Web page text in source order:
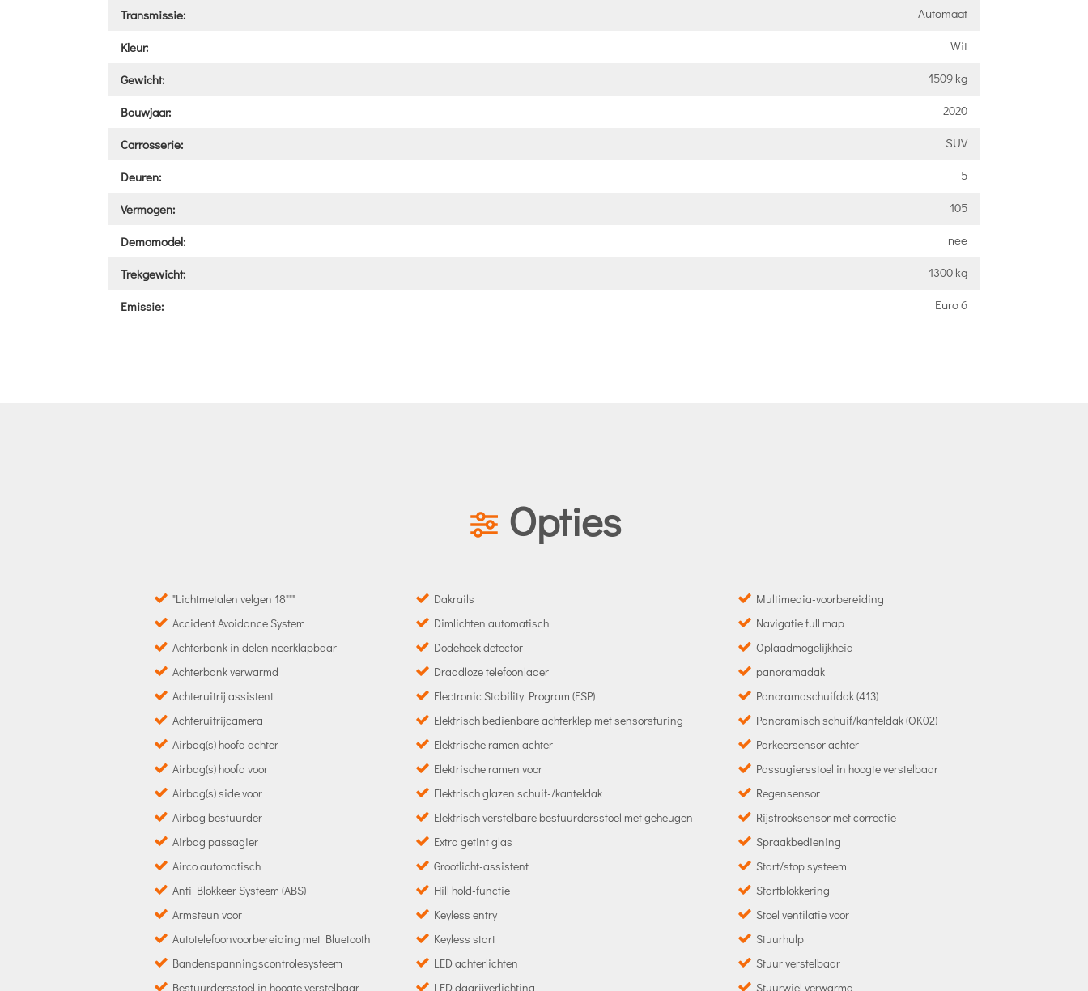
Transmissie: Automaat
Kleur: Wit
Gewicht: 1509 kg
Bouwjaar: 2020
Carrosserie: SUV
Deuren: 5
Vermogen: 105
Demomodel: nee
Trekgewicht: 1300 kg
Emissie: Euro 6
Opties
"Lichtmetalen velgen 18"""
Accident Avoidance System
Achterbank in delen neerklapbaar
Achterbank verwarmd
Achteruitrij assistent
Achteruitrijcamera
Airbag(s) hoofd achter
Airbag(s) hoofd voor
Airbag(s) side voor
Airbag bestuurder
Airbag passagier
Airco automatisch
Anti Blokkeer Systeem (ABS)
Armsteun voor
Autotelefoonvoorbereiding met Bluetooth
Bandenspanningscontrolesysteem
Bestuurdersstoel in hoogte verstelbaar
Dakrails
Dimlichten automatisch
Dodehoek detector
Draadloze telefoonlader
Electronic Stability Program (ESP)
Elektrisch bedienbare achterklep met sensorsturing
Elektrische ramen achter
Elektrische ramen voor
Elektrisch glazen schuif-/kanteldak
Elektrisch verstelbare bestuurdersstoel met geheugen
Extra getint glas
Grootlicht-assistent
Hill hold-functie
Keyless entry
Keyless start
LED achterlichten
LED dagrijverlichting
Multimedia-voorbereiding
Navigatie full map
Oplaadmogelijkheid
panoramadak
Panoramaschuifdak (413)
Panoramisch schuif/kanteldak (OK02)
Parkeersensor achter
Passagiersstoel in hoogte verstelbaar
Regensensor
Rijstrooksensor met correctie
Spraakbediening
Start/stop systeem
Startblokkering
Stoel ventilatie voor
Stuurhulp
Stuur verstelbaar
Stuurwiel verwarmd